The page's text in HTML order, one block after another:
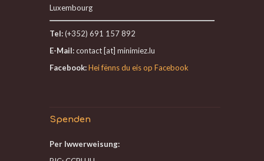
Luxembourg
Tel:(+352) 691 157 892
E-Mail:contact [at] minimiez.lu
Facebook:Hei fënns du eis op Facebook
Spenden
Per Iwwerweisung: